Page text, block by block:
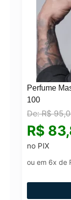
Perfume
100
De:R$
R$
no PIX
ou em 6x de